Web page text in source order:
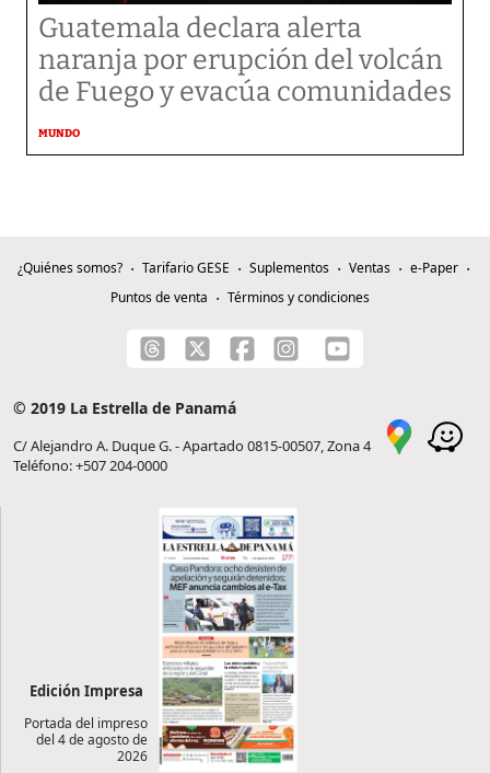
Guatemala declara alerta
naranja por erupción del volcán
de Fuego y evacúa comunidades
MUNDO
¿Quiénes somos? Tarifario GESE Suplementos Ventas
e-Paper
Puntos de venta
Términos y condiciones
© 2019 La Estrella de Panamá
C/ Alejandro A. Duque G. - Apartado 0815-00507, Zona 4
Teléfono: +507 204-0000
Edición Impresa
Portada del impreso
del 4 de agosto de
2026